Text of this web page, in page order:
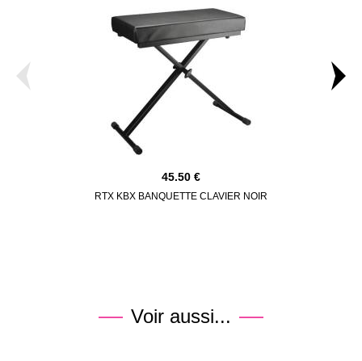
45.50
RTX KBX BANQUETTE CLAVIER NOIR
Voir aussi...